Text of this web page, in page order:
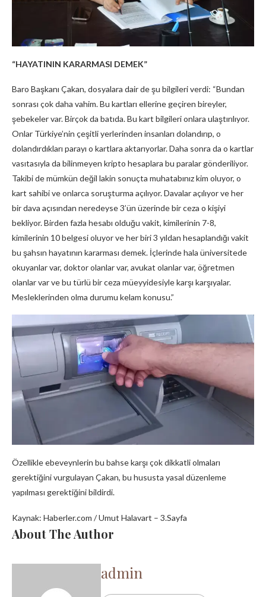
“HAYATININ KARARMASI DEMEK”
Baro Başkanı Çakan, dosyalara dair de şu bilgileri verdi: “Bundan
sonrası çok daha vahim. Bu kartları ellerine geçiren bireyler,
şebekeler var. Birçok da batıda. Bu kart bilgileri onlara ulaştırılıyor.
Onlar Türkiye’nin çeşitli yerlerinden insanları dolandırıp, o
dolandırdıkları parayı o kartlara aktarıyorlar. Daha sonra da o kartlar
vasıtasıyla da bilinmeyen kripto hesaplara bu paralar gönderiliyor.
Takibi de mümkün değil lakin sonuçta muhatabınız kim oluyor, o
kart sahibi ve onlarca soruşturma açılıyor. Davalar açılıyor ve her
bir dava açısından neredeyse 3’ün üzerinde bir ceza o kişiyi
bekliyor. Birden fazla hesabı olduğu vakit, kimilerinin 7-8,
kimilerinin 10 belgesi oluyor ve her biri 3 yıldan hesaplandığı vakit
bu şahsın hayatının kararması demek. İçlerinde hala üniversitede
okuyanlar var, doktor olanlar var, avukat olanlar var, öğretmen
olanlar var ve bu türlü bir ceza müeyyidesiyle karşı karşıyalar.
Mesleklerinden olma durumu kelam konusu.”
Özellikle ebeveynlerin bu bahse karşı çok dikkatli olmaları
gerektiğini vurgulayan Çakan, bu hususta yasal düzenleme
yapılması gerektiğini bildirdi.
Kaynak: Haberler.com / Umut Halavart – 3.Sayfa
About The Author
admin